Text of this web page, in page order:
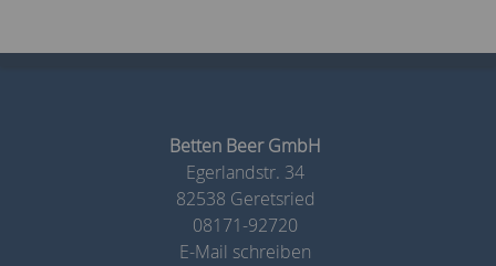
Betten Beer GmbH
Egerlandstr. 34
82538 Geretsried
08171-92720
E-Mail schreiben